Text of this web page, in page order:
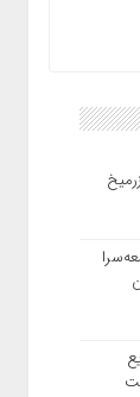
صومعه‌سرا